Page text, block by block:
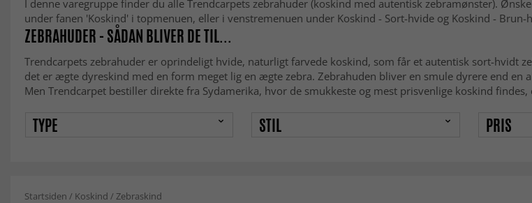
I denne varegruppe finder du alle Trendcarpets zebrahuder (koskind med autentisk zebramønster).
under fanen 'Koskind' i topmenuen, eller i venstremenuen under Koskind - Sort-hvide og Koskind - Brun-
ZEBRAHUDER - SÅDAN BLIVER DE TIL...
Trendcarpets zebrahuder er oprindeligt hvide, naturligt farvede koskind, som får et autentisk sort-hvidt
det er ægte dyreskind med en form meget lig en ægte zebra. Zebrahuden bliver en smule dyrere end
Men Trendcarpet bestiller direkte fra Sydamerika, hvor de smukkeste og mest prisvenlige koskind
TYPE STIL PRIS
Startsiden / Koskind /Zebraskind